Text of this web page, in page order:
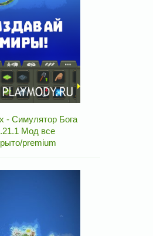
- Симулятор Бога
Мод все
premium